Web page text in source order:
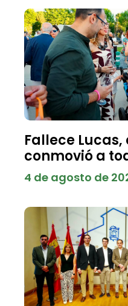
Fallece
conmovió a
4 de agosto de